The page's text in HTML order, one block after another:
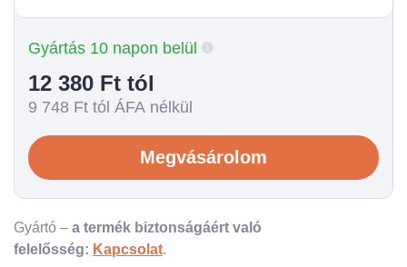
Gyártás 10 napon belül
12 380 Ft tól
9 748 Ft tól ÁFA nélkül
Megvásárolom
Gyártó – a termék biztonságáért való
felelősség: Kapcsolat.